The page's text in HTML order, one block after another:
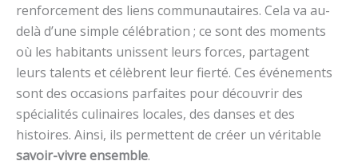
renforcement des liens communautaires. Cela va au-
delà d’une simple célébration ; ce sont des moments
où les habitants unissent leurs forces, partagent
leurs talents et célèbrent leur fierté. Ces événements
sont des occasions parfaites pour découvrir des
spécialités culinaires locales, des danses et des
histoires. Ainsi, ils permettent de créer un véritable
savoir-vivre ensemble.